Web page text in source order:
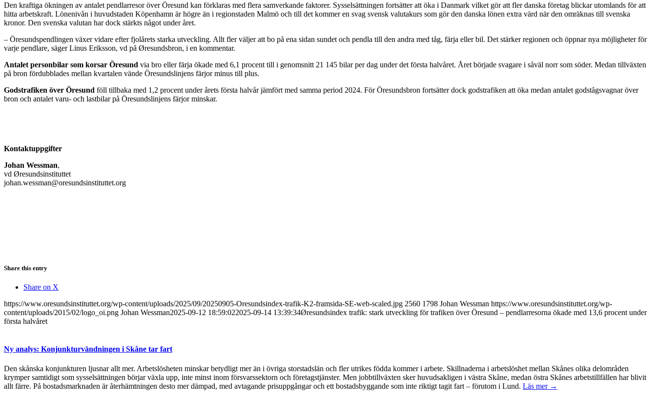
Den kraftiga ökningen av antalet pendlarresor över Öresund kan förklaras med flera samverkande faktorer. Sysselsättningen fortsätter att öka i Danmark vilket gör att fler danska företag blickar utomlands för att
hitta arbetskraft. Lönenivån i huvudstaden Köpenhamn är högre än i regionstaden Malmö och till det kommer en svag svensk valutakurs som gör den danska lönen extra värd när den omräknas till svenska
kronor. Den svenska valutan har dock stärkts något under året.
– Öresundspendlingen växer vidare efter fjolårets starka utveckling. Allt fler väljer att bo på ena sidan sundet och pendla till den andra med tåg, färja eller bil. Det stärker regionen och öppnar nya möjligheter för
varje pendlare, säger Linus Eriksson, vd på Øresundsbron, i en kommentar.
Antalet personbilar som korsar Öresund via bro eller färja ökade med 6,1 procent till i genomsnitt 21 145 bilar per dag under det första halvåret. Året började svagare i såväl norr som söder. Medan tillväxten
på bron fördubblades mellan kvartalen vände Öresundslinjens färjor minus till plus.
Godstrafiken över Öresund föll tillbaka med 1,2 procent under årets första halvår jämfört med samma period 2024. För Öresundsbron fortsätter dock godstrafiken att öka medan antalet godstågsvagnar över
bron och antalet varu- och lastbilar på Öresundslinjens färjor minskar.
Kontaktuppgifter
Johan Wessman,
vd Øresundsinstituttet
johan.wessman@oresundsinstituttet.org
Share this entry
Share on X
https://www.oresundsinstituttet.org/wp-content/uploads/2025/09/20250905-Oresundsindex-trafik-K2-framsida-SE-web-scaled.jpg 2560 1798 Johan Wessman https://www.oresundsinstituttet.org/wp-
content/uploads/2015/02/logo_oi.png Johan Wessman2025-09-12 18:59:022025-09-14 13:39:34Øresundsindex trafik: stark utveckling för trafiken över Öresund – pendlarresorna ökade med 13,6 procent under
första halvåret
Ny analys: Konjunkturvändningen i Skåne tar fart
Den skånska konjunkturen ljusnar allt mer. Arbetslösheten minskar betydligt mer än i övriga storstadslän och fler utrikes födda kommer i arbete. Skillnaderna i arbetslöshet mellan Skånes olika delområden
krymper samtidigt som sysselsättningen börjar växla upp, inte minst inom försvarssektorn och företagstjänster. Men jobbtillväxten sker huvudsakligen i västra Skåne, medan östra Skånes arbetstillfällen har blivit
allt färre. På bostadsmarknaden är återhämtningen desto mer dämpad, med avtagande prisuppgångar och ett bostadsbyggande som inte riktigt tagit fart – förutom i Lund. Läs mer →